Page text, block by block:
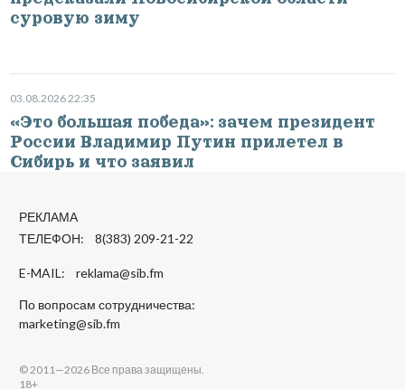
суровую зиму
03.08.2026 22:35
«Это большая победа»: зачем президент
России Владимир Путин прилетел в
Сибирь и что заявил
РЕКЛАМА
ТЕЛЕФОН: 8(383) 209-21-22
E-MAIL: reklama@sib.fm
По вопросам сотрудничества:
marketing@sib.fm
© 2011—2026 Все права защищены.
18+